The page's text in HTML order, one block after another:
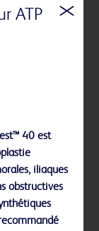
des
ATP
40 est
iliaques
obstructives